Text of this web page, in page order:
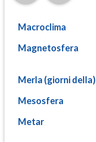
Macroclima
Magnetosfera
Merla (giorni della)
Mesosfera
Metar